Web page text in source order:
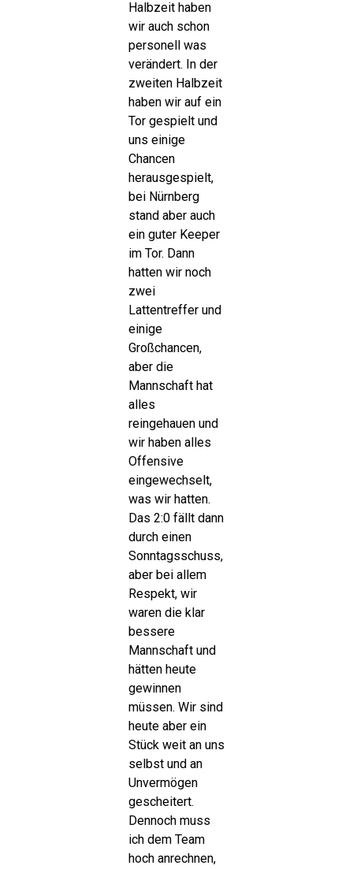
Halbzeit haben
wir auch schon
personell was
verändert. In der
zweiten Halbzeit
haben wir auf ein
Tor gespielt und
uns einige
Chancen
herausgespielt,
bei Nürnberg
stand aber auch
ein guter Keeper
im Tor. Dann
hatten wir noch
zwei
Lattentreffer und
einige
Großchancen,
aber die
Mannschaft hat
alles
reingehauen und
wir haben alles
Offensive
eingewechselt,
was wir hatten.
Das 2:0 fällt dann
durch einen
Sonntagsschuss,
aber bei allem
Respekt, wir
waren die klar
bessere
Mannschaft und
hätten heute
gewinnen
müssen. Wir sind
heute aber ein
Stück weit an uns
selbst und an
Unvermögen
gescheitert.
Dennoch muss
ich dem Team
hoch anrechnen,